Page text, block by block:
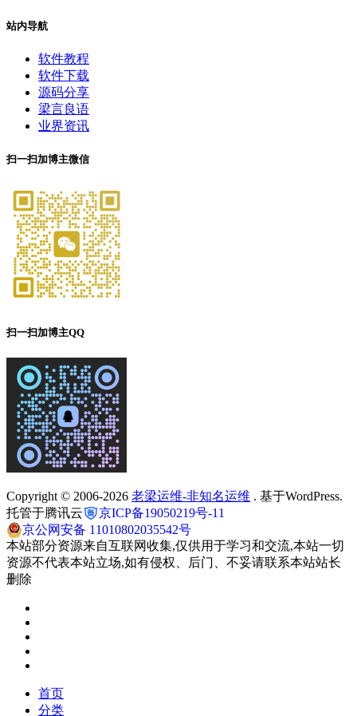
站内导航
软件教程
软件下载
源码分享
梁言良语
业界资讯
扫一扫加博主微信
扫一扫加博主QQ
Copyright © 2006-2026 老梁运维-非知名运维 . 基于WordPress.
托管于腾讯云
京ICP备19050219号-11
京公网安备 11010802035542号
本站部分资源来自互联网收集,仅供用于学习和交流,本站一切
资源不代表本站立场,如有侵权、后门、不妥请联系本站站长
删除
首页
分类